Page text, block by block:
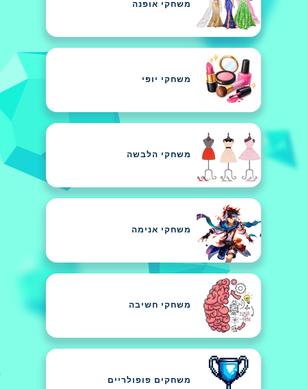
משחקי אופנה
משחקי יופי
משחקי הלבשה
משחקי אנימה
משחקי חשיבה
משחקים פופולריים